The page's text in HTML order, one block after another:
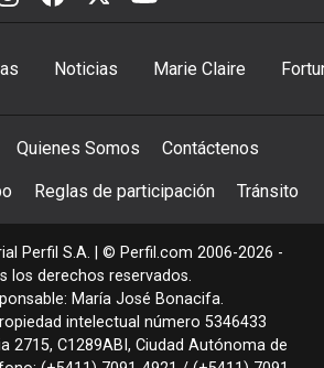
Noticias Marie Claire
Quienes Somos Contáctenos
Reglas de participación Tránsito
Perfil S.A. | © Perfil.com 2006-2026 -
los derechos reservados.
María José Bonacifa.
intelectual número 5346433
2715, C1289ABI , Ciudad Autónoma de